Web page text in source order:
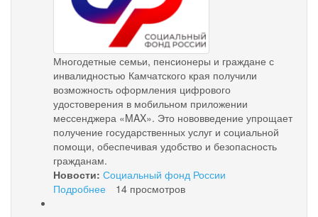
Многодетные семьи, пенсионеры и граждане с
инвалидностью Камчатского края получили
возможность оформления цифрового
удостоверения в мобильном приложении
мессенджера «MAX». Это нововведение упрощает
получение государственных услуг и социальной
помощи, обеспечивая удобство и безопасность
гражданам.
Новости: Социальный фонд России
Подробнее
14 просмотров